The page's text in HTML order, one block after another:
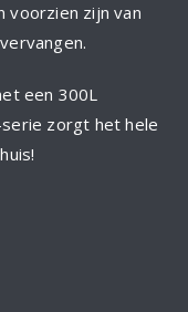
voorzien zijn van
een 300L
serie zorgt het hele